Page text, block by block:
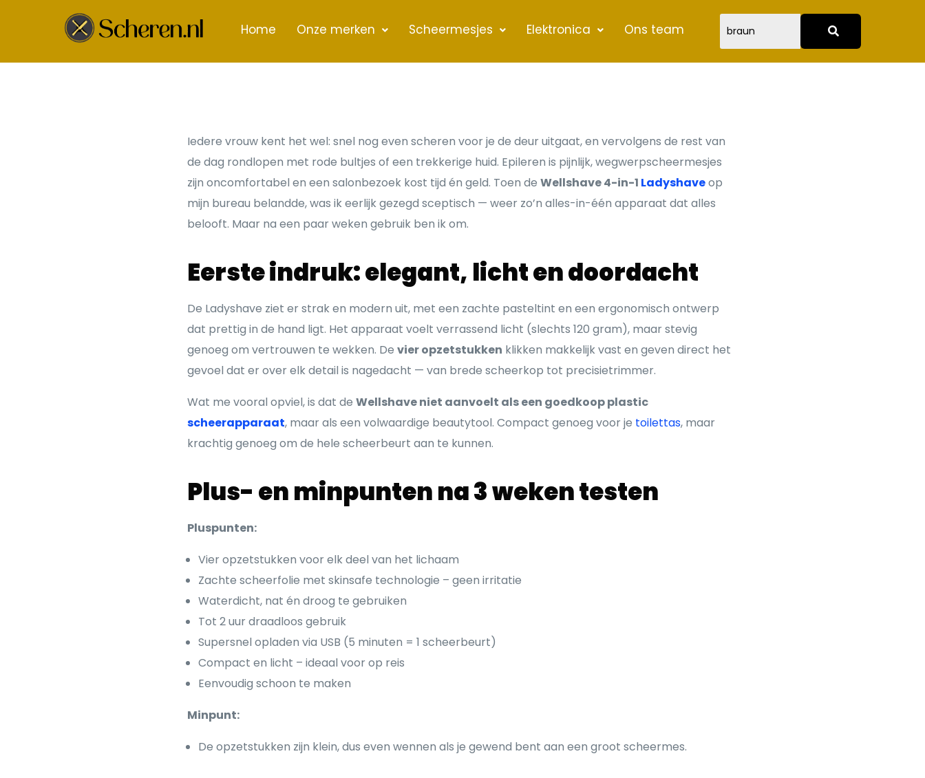
Home Onze merken Scheermesjes Elektronica Ons team
Iedere vrouw kent het wel: snel nog even scheren voor je de deur uitgaat, en vervolgens de rest van
de dag rondlopen met rode bultjes of een trekkerige huid. Epileren is pijnlijk, wegwerpscheermesjes
zijn oncomfortabel en een salonbezoek kost tijd én geld. Toen de Wellshave 4-in-1 Ladyshaveop
mijn bureau belandde, was ik eerlijk gezegd sceptisch — weer zo’n alles-in-één apparaat dat alles
belooft. Maar na een paar weken gebruik ben ik om.
Eerste indruk: elegant, licht en doordacht
De Ladyshave ziet er strak en modern uit, met een zachte pasteltint en een ergonomisch ontwerp
dat prettig in de hand ligt. Het apparaat voelt verrassend licht (slechts 120 gram), maar stevig
genoeg om vertrouwen te wekken. De vier opzetstukken klikken makkelijk vast en geven direct het
gevoel dat er over elk detail is nagedacht — van brede scheerkop tot precisietrimmer.
Wat me vooral opviel, is dat de Wellshave niet aanvoelt als een goedkoop plastic
scheerapparaat, maar als een volwaardige beautytool. Compact genoeg voor je toilettas, maar
krachtig genoeg om de hele scheerbeurt aan te kunnen.
Plus- en minpunten na 3 weken testen
Pluspunten:
Vier opzetstukken voor elk deel van het lichaam
Zachte scheerfolie met skinsafe technologie – geen irritatie
Waterdicht, nat én droog te gebruiken
Tot 2 uur draadloos gebruik
Supersnel opladen via USB (5 minuten = 1 scheerbeurt)
Compact en licht – ideaal voor op reis
Eenvoudig schoon te maken
Minpunt:
De opzetstukken zijn klein, dus even wennen als je gewend bent aan een groot scheermes.